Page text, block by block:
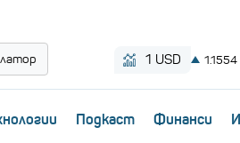
Пoдкаст Финанси